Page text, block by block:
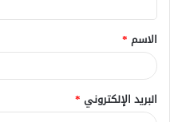
ق
*
الاسم *
البريد الإلكتروني *